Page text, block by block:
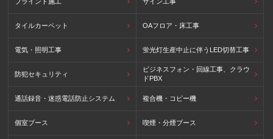
タイルカーペット OAフロア・床工事
電気・照明工事 蛍光灯生産中止に伴うLED切替工事
防犯セキュリティ
ビジネスフォン・回線工事、クラウ
ドPBX
通話録音・迷惑電話防止システム 複合機・コピー機
個室ブース 喫煙・分煙ブース